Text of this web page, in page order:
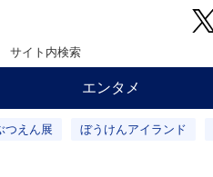
サイト内検索
エンタメ
つえん展 ぼうけんアイランド